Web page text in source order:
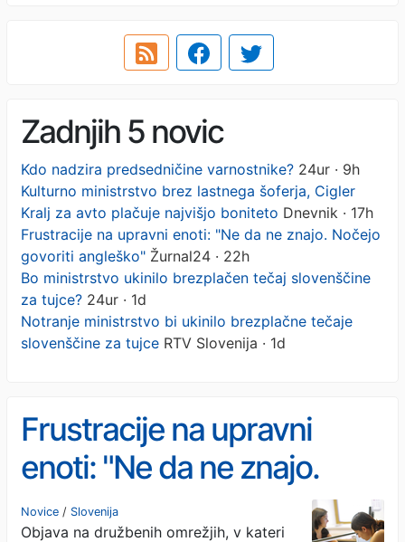
Zadnjih 5 novic
Kdo nadzira predsedničine varnostnike? 24ur · 9h
Kulturno ministrstvo brez lastnega šoferja, Cigler
Kralj za avto plačuje najvišjo boniteto Dnevnik · 17h
Frustracije na upravni enoti: "Ne da ne znajo. Nočejo
govoriti angleško" Žurnal24 · 22h
Bo ministrstvo ukinilo brezplačen tečaj slovenščine
za tujce? 24ur · 1d
Notranje ministrstvo bi ukinilo brezplačne tečaje
slovenščine za tujce RTV Slovenija · 1d
Frustracije na upravni
enoti: "Ne da ne znajo.
Nočejo govoriti angleško"
Novice / Slovenija
Objava na družbenih omrežjih, v kateri